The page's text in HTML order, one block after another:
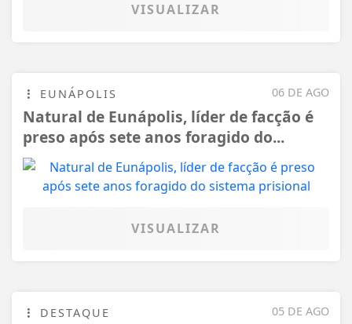
VISUALIZAR
06 DE AGO
EUNÁPOLIS
Natural de Eunápolis, líder de facção é
preso após sete anos foragido do...
VISUALIZAR
05 DE AGO
DESTAQUE